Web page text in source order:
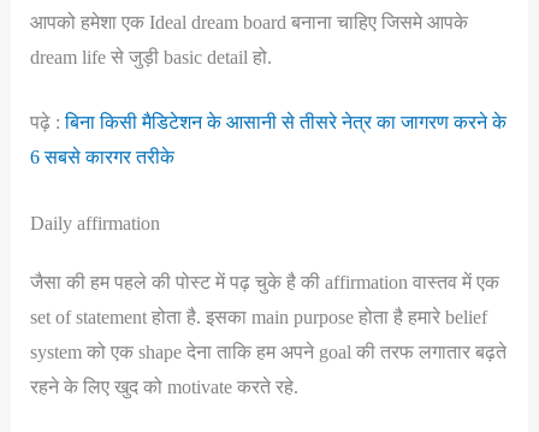
आपको हमेशा एक Ideal dream board बनाना चाहिए जिसमे आपके
dream life से जुड़ी basic detail हो.
पढ़े :बिना किसी मैडिटेशन के आसानी से तीसरे नेत्र का जागरण करने के
6 सबसे कारगर तरीके
Daily affirmation
जैसा की हम पहले की पोस्ट में पढ़ चुके है की affirmation वास्तव में एक
set of statement होता है. इसका main purpose होता है हमारे belief
system को एक shape देना ताकि हम अपने goal की तरफ लगातार बढ़ते
रहने के लिए खुद को motivate करते रहे.